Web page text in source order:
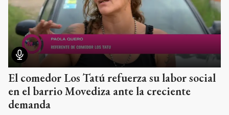
El comedor Los Tatú refuerza su labor social
en el barrio Movediza ante la creciente
demanda